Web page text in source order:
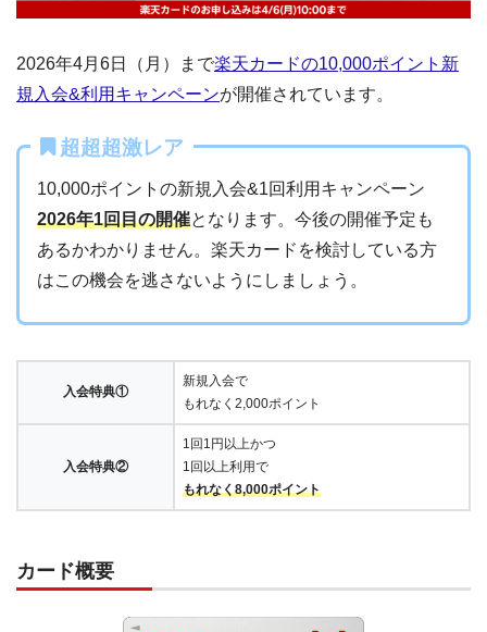
2026年4月6日（月）まで楽天カードの10,000ポイント新
規入会&利用キャンペーンが開催されています。
超超超激レア
10,000ポイントの新規入会&1回利用キャンペーン
2026年1回目の開催となります。今後の開催予定も
あるかわかりません。楽天カードを検討している方
はこの機会を逃さないようにしましょう。
入会特典①
新規入会で
もれなく2,000ポイント
入会特典②
1回1円以上かつ
1回以上利用で
もれなく8,000ポイント
カード概要